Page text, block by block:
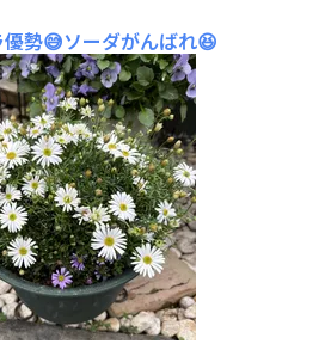
優勢😅ソーダがんばれ😆